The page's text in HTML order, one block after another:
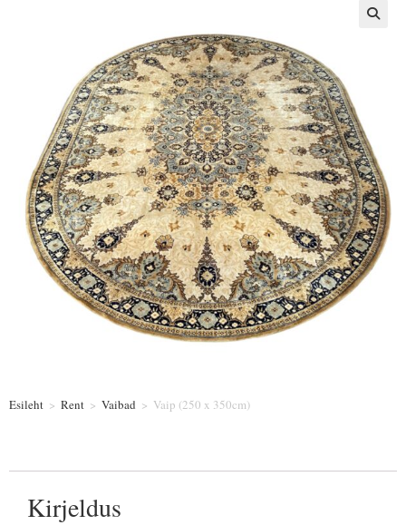
Esileht > Rent > Vaibad > Vaip (250 x 350cm)
Kirjeldus